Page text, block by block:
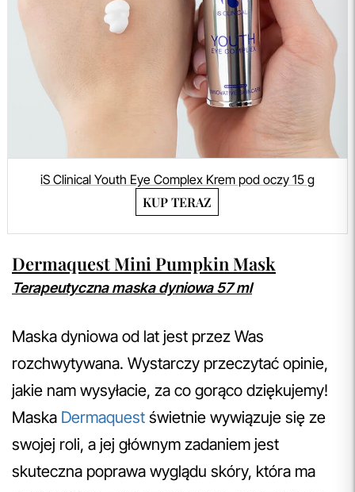
iS Clinical Youth Eye Complex Krem pod oczy 15 g
KUP TERAZ
Dermaquest Mini Pumpkin Mask
Terapeutyczna maska dyniowa 57 ml
Maska dyniowa od lat jest przez Was
rozchwytywana. Wystarczy przeczytać opinie,
jakie nam wysyłacie, za co gorąco dziękujemy!
Maska Dermaquest świetnie wywiązuje się ze
swojej roli, a jej głównym zadaniem jest
skuteczna poprawa wyglądu skóry, która ma